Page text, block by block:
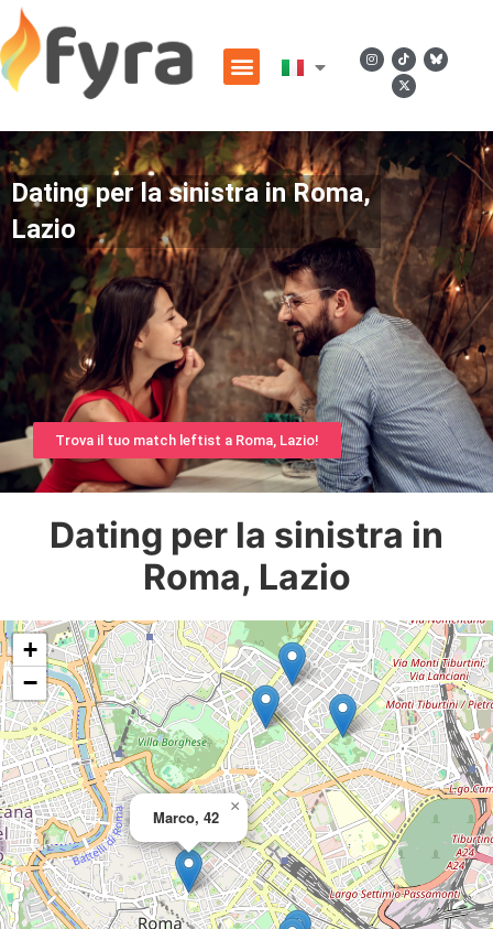
Dating per la sinistra in Roma,
Lazio
Trova il tuo match leftist a Roma, Lazio!
Dating per la sinistra in
Roma, Lazio
Marco, 42
×
+
−